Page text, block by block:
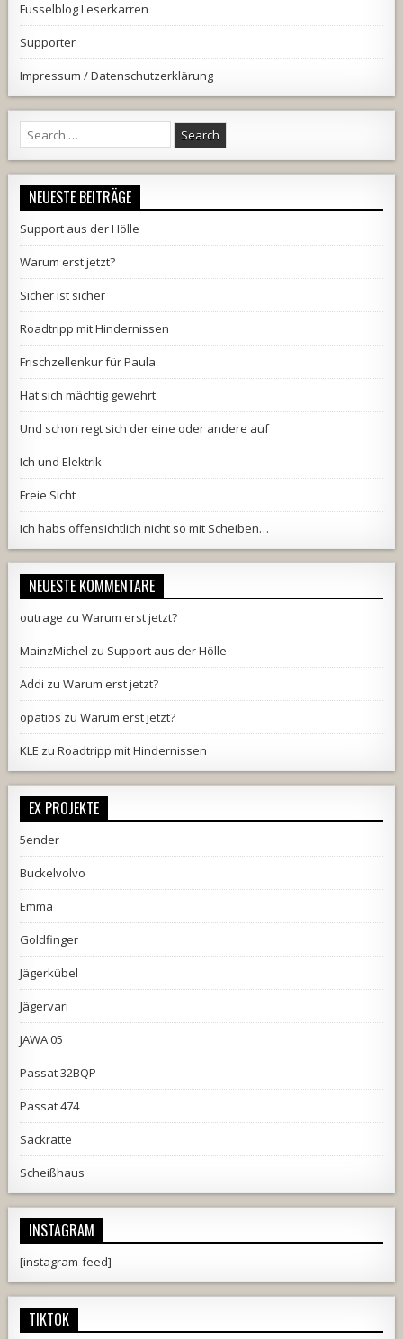
Fusselblog Leserkarren
Supporter
Impressum / Datenschutzerklärung
Search
for:
NEUESTE BEITRÄGE
Support aus der Hölle
Warum erst jetzt?
Sicher ist sicher
Roadtripp mit Hindernissen
Frischzellenkur für Paula
Hat sich mächtig gewehrt
Und schon regt sich der eine oder andere auf
Ich und Elektrik
Freie Sicht
Ich habs offensichtlich nicht so mit Scheiben…
NEUESTE KOMMENTARE
outrage zuWarum erst jetzt?
MainzMichel zu Support aus der Hölle
Addi zuWarum erst jetzt?
opatios zuWarum erst jetzt?
KLE zuRoadtripp mit Hindernissen
EX PROJEKTE
5ender
Buckelvolvo
Emma
Goldfinger
Jägerkübel
Jägervari
JAWA 05
Passat 32BQP
Passat 474
Sackratte
Scheißhaus
INSTAGRAM
[instagram-feed]
TIKTOK